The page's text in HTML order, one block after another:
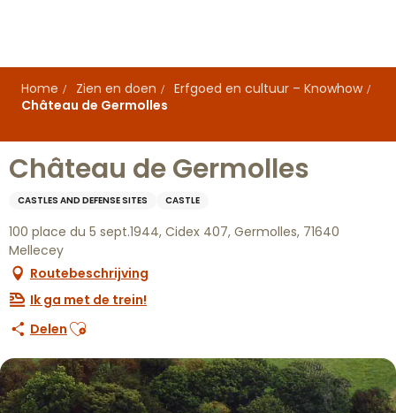
principal
Home
Zien en doen
Erfgoed en cultuur – Knowhow
Château de Germolles
Château de Germolles
CASTLES AND DEFENSE SITES CASTLE
100 place du 5 sept.1944, Cidex 407, Germolles, 71640
Mellecey
Routebeschrijving
Ik ga met de trein!
Delen Ajouter aux favoris